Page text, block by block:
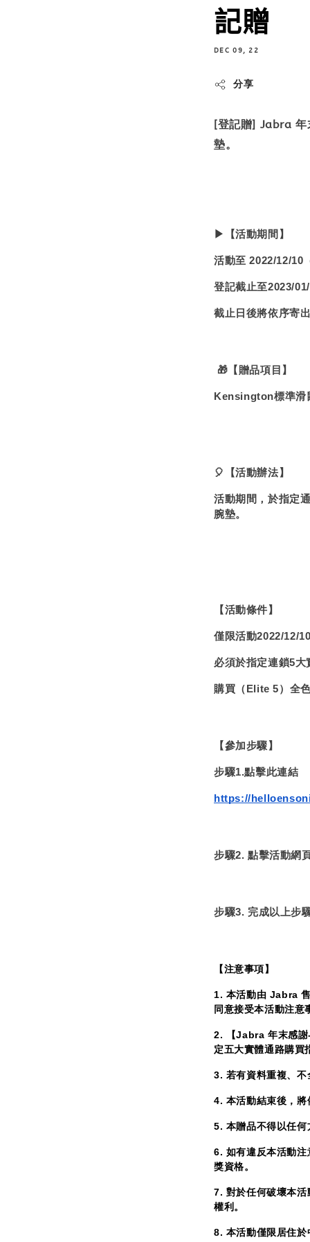
記贈
DEC 09, 22
分享
[登記贈] Jabra
墊。
▶【活動期間】
活動至 2022/12/10
登記截止至
截止日後將依序寄
🎁【贈品項目】
Kensington標準滑
🎈【活動辦法】
活動期間，於指定
腕墊。
【活動條件】
僅限活動2022/12/
必須於指定連鎖5
購買（Elite 5）全
【參加步驟】
步驟1.點擊此連結
https://
步驟2. 點擊活動網
步驟3. 完成以上步
【注意事項】
1. 本活動由 Jabra
同意接受本活動注意
2. 【Jabra 年末感謝
定五大實體通路購買
3. 若有資料重複、不
4. 本活動結束後，
5. 本贈品不得以任
6. 如有違反本活動
獎資格。
7. 對於任何破壞本活
權利。
8. 本活動僅限居住於